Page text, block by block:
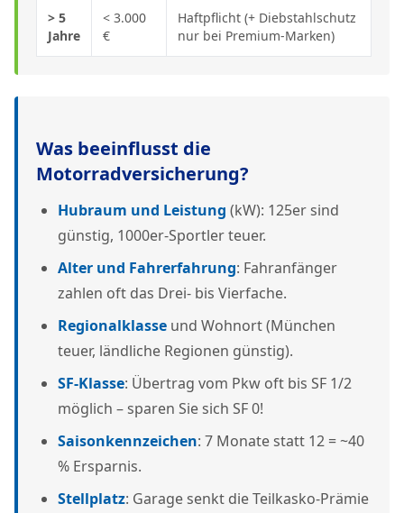
> 5
Jahre
< 3.000
€
Haftpflicht (+ Diebstahlschutz
nur bei Premium-Marken)
Was beeinflusst die
Motorradversicherung?
Hubraum und Leistung (kW): 125er sind
günstig, 1000er-Sportler teuer.
Alter und Fahrerfahrung: Fahranfänger
zahlen oft das Drei- bis Vierfache.
Regionalklasse und Wohnort (München
teuer, ländliche Regionen günstig).
SF-Klasse: Übertrag vom Pkw oft bis SF 1/2
möglich – sparen Sie sich SF 0!
Saisonkennzeichen: 7 Monate statt 12 = ~40
% Ersparnis.
Stellplatz: Garage senkt die Teilkasko-Prämie